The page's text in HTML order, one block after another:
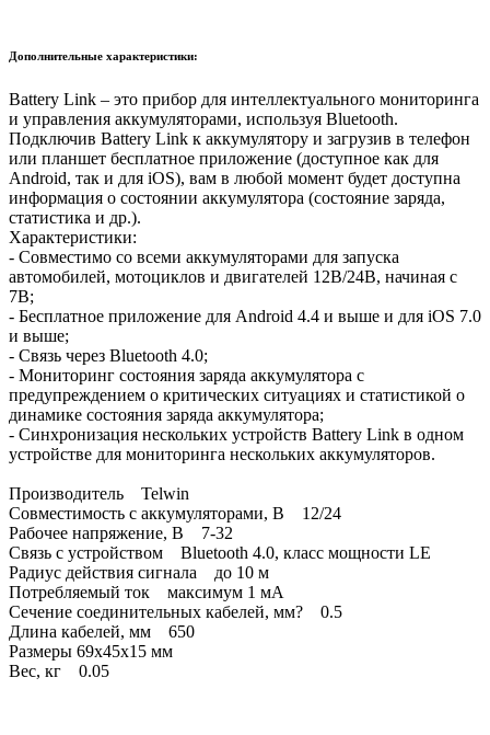
Дополнительные характеристики:
Battery Link – это прибор для интеллектуального мониторинга
и управления аккумуляторами, используя Bluetooth.
Подключив Battery Link к аккумулятору и загрузив в телефон
или планшет бесплатное приложение (доступное как для
Android, так и для iOS), вам в любой момент будет доступна
информация о состоянии аккумулятора (состояние заряда,
статистика и др.).
Характеристики:
- Совместимо со всеми аккумуляторами для запуска
автомобилей, мотоциклов и двигателей 12В/24В, начиная с
7В;
- Бесплатное приложение для Android 4.4 и выше и для iOS 7.0
и выше;
- Связь через Bluetooth 4.0;
- Мониторинг состояния заряда аккумулятора с
предупреждением о критических ситуациях и статистикой о
динамике состояния заряда аккумулятора;
- Синхронизация нескольких устройств Battery Link в одном
устройстве для мониторинга нескольких аккумуляторов.
Производитель Telwin
Совместимость с аккумуляторами, В 12/24
Рабочее напряжение, В 7-32
Связь с устройством Bluetooth 4.0, класс мощности LE
Радиус действия сигнала до 10 м
Потребляемый ток максимум 1 мА
Сечение соединительных кабелей, мм? 0.5
Длина кабелей, мм 650
Размеры 69x45x15 мм
Вес, кг 0.05